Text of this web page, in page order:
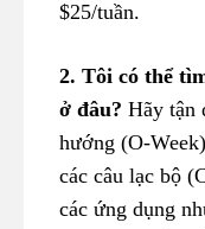
$25/tuần.
2. Tôi có thể
ở đâu? Hãy tận
hướng (O-
các câu lạc bộ
các ứng dụng